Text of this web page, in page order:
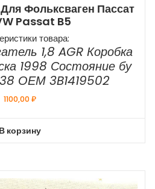
Фольксваген Пассат
Passat B5
товара:
1,8 AGR Коробка
1998 Состояние бу
ОЕМ 3B1419502
1100,00₽
В корзину